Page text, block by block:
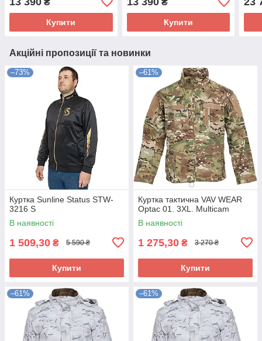
Купити Купити
Акційні пропозиції та новинки
–73%
Куртка Sunline Status STW-
3216 S
В наявності
1 509,30 ₴ 5 590 ₴
Купити
–61%
Куртка тактична VAV WEAR
Optac 01. 3XL. Multicam
В наявності
1 275,30 ₴ 3 270 ₴
Купити
–61% –61%